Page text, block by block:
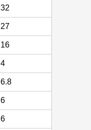
32
27
16
4
6.8
6
6